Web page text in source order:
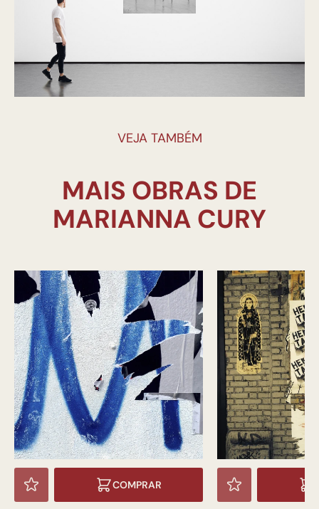
VEJA TAMBÉM
MAIS OBRAS DE
COMPRAR